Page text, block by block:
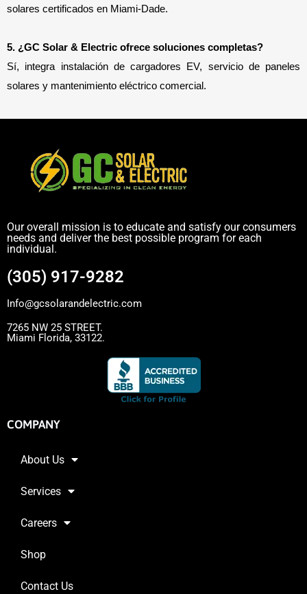
solares certificados en Miami-Dade.
5. ¿GC Solar & Electric ofrece soluciones completas?
Sí, integra instalación de cargadores EV, servicio de paneles
solares y mantenimiento eléctrico comercial.
Our overall mission is to educate and satisfy our consumers
needs and deliver the best possible program for each
individual.
(305) 917-9282
Info@gcsolarandelectric.com
7265 NW 25 STREET.
Miami Florida, 33122.
COMPANY
About Us
Services
Careers
Shop
Contact Us